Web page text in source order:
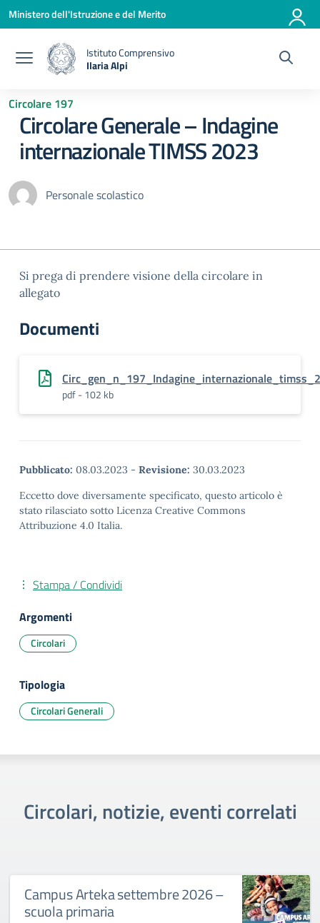
Vai ai contenuti
Vai al menu di navigazione
Vai al footer
Ministero dell'Istruzione e del Merito
Istituto Comprensivo
Ilaria Alpi
Circolare 197
Circolare Generale – Indagine
internazionale TIMSS 2023
Personale scolastico
Si prega di prendere visione della circolare in
allegato
Documenti
pdf - 102 kb
Pubblicato: 08.03.2023 - Revisione: 30.03.2023
Eccetto dove diversamente specificato, questo articolo è
stato rilasciato sotto Licenza Creative Commons
Attribuzione 4.0 Italia.
Stampa / Condividi
Argomenti
Circolari
Tipologia
Circolari Generali
Circolari, notizie, eventi correlati
Campus Arteka settembre 2026 –
scuola primaria